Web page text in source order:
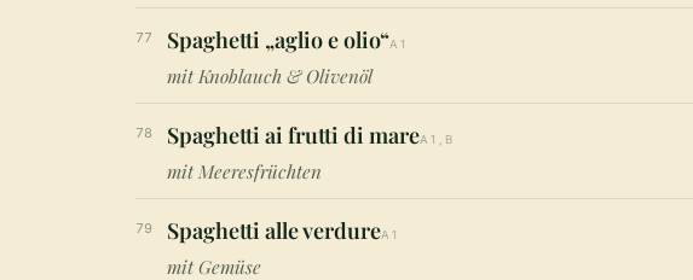
77 Spaghetti „aglio e olio“A1
mit Knoblauch & Olivenöl
78 Spaghetti ai frutti di mareA1,B
mit Meeresfrüchten
79 Spaghetti alle verdureA1
mit Gemüse